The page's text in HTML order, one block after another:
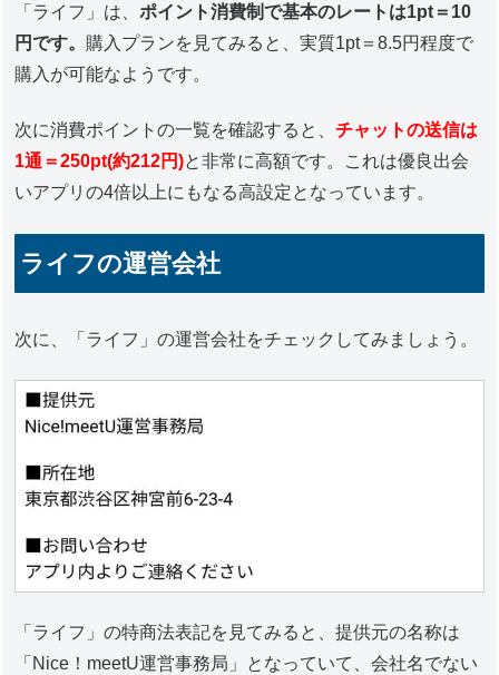
「ライフ」は、ポイント消費制で基本のレートは1pt＝10
円です。 購入プランを見てみると、実質1pt＝8.5円程度で
購入が可能なようです。
次に消費ポイントの一覧を確認すると、チャットの送信は
1通＝250pt(約212円)と非常に高額です。これは優良出会
いアプリの4倍以上にもなる高設定となっています。
ライフの運営会社
次に、「ライフ」の運営会社をチェックしてみましょう。
「ライフ」の特商法表記を見てみると、提供元の名称は
「Nice！meetU運営事務局」となっていて、会社名でない